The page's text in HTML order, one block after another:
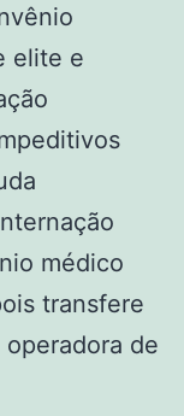
elite e
médico
transfere
de